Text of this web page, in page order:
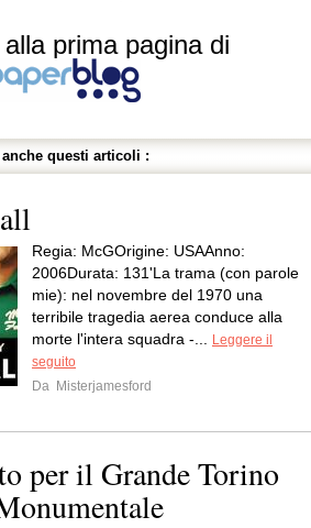
prima pagina di
questi articoli :
Regia: McGOrigine: USAAnno:
2006Durata: 131'La trama (con parole
mie): nel novembre del 1970 una
terribile tragedia aerea conduce alla
morte l'intera squadra -...
Leggere il
seguito
Da Misterjamesford
per il Grande Torino